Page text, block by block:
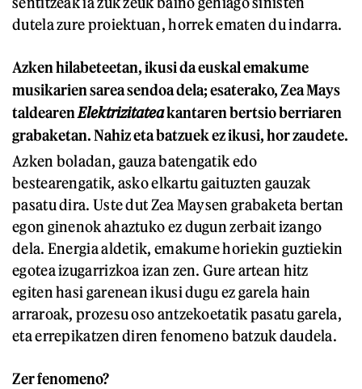
dutela zure proiektuan, horrek ematen du indarra.
Azken hilabeteetan, ikusi da euskal emakume
musikarien sarea sendoa dela; esaterako, Zea Mays
taldearenElektrizitateakantaren bertsio berriaren
grabaketan. Nahiz eta batzuek ez ikusi, hor zaudete.
Azken boladan, gauza batengatik edo
bestearengatik, asko elkartu gaituzten gauzak
pasatu dira. Uste dut Zea Maysen grabaketa bertan
egon ginenok ahaztuko ez dugun zerbait izango
dela. Energia aldetik, emakume horiekin guztiekin
egotea izugarrizkoa izan zen. Gure artean hitz
egiten hasi garenean ikusi dugu ez garela hain
arraroak, prozesu oso antzekoetatik pasatu garela,
eta errepikatzen diren fenomeno batzuk daudela.
Zer fenomeno?